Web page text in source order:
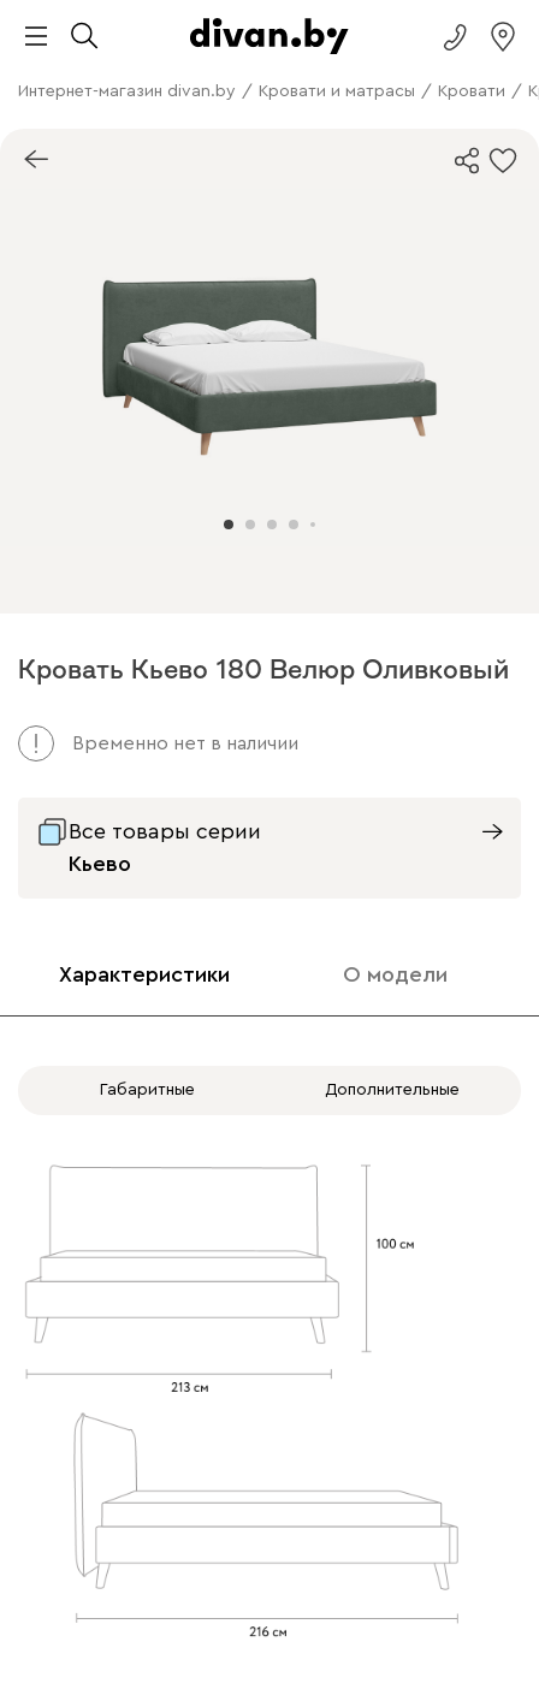
Интернет-магазин divan.by / Кровати и матрасы / Кровати /
Кровать Кьево 180 Велюр Оливковый
Временно нет в наличии
Все товары серии
Кьево
Характеристики О модели
Габаритные Дополнительные